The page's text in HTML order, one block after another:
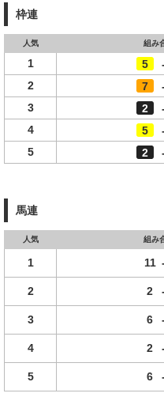
枠連
人気 組み
1 5 -
2
7 -
3
2 -
4
5 -
5
2 -
馬連
人気 組み
1 11 -
2 2 -
3 6 -
4 2 -
5 6 -